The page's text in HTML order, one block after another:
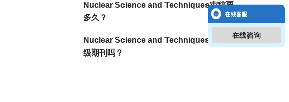
Nuclear Science and Techniques审稿要
多久？
Nuclear Science and Techniques是国家
级期刊吗？
在线咨询